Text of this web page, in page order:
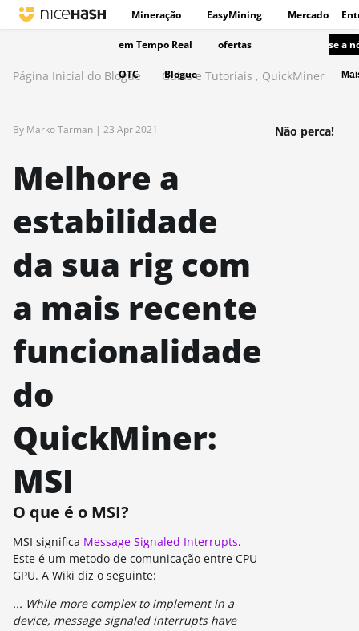
Mineração EasyMining Mercado
em Tempo Real ofertas
OTC Blogue
se a
Página Inicial do Blogue Guias e Tutoriais , QuickMiner
By Marko Tarman | 23 Apr 2021
Melhore a
estabilidade
da sua rig com
a mais recente
funcionalidade
do
QuickMiner:
MSI
O que é o MSI?
MSI significa Message Signaled Interrupts.
Este é um metodo de comunicação entre CPU-
GPU. A Wiki diz o seguinte:
... While more complex to implement in a
device, message signaled interrupts have
Não perca!